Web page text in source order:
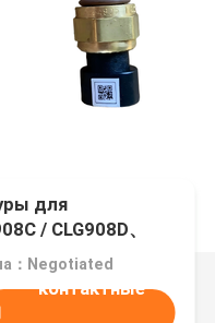
для
/ CLG908D、
/ CLG920D、
：Negotiated
контактные